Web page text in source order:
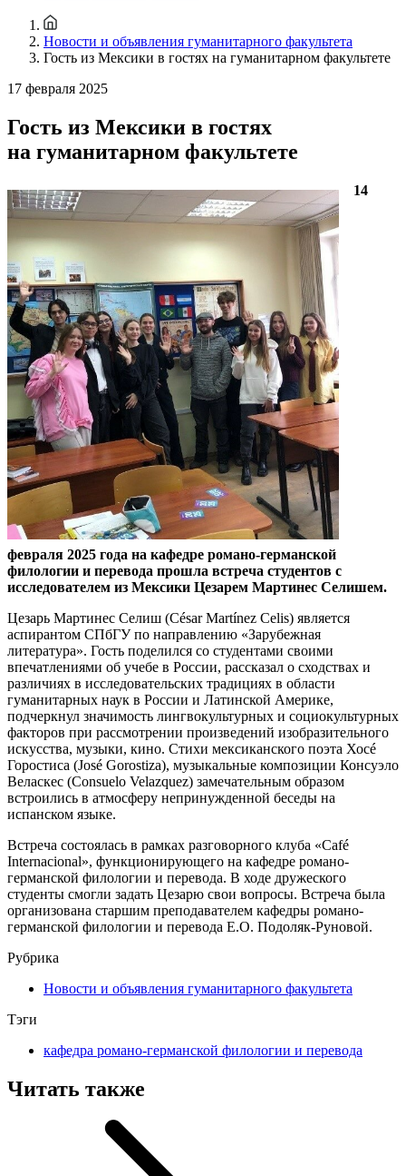
Новости и объявления гуманитарного факультета
Гость из Мексики в гостях на гуманитарном факультете
17 февраля 2025
Гость из Мексики в гостях
на гуманитарном факультете
14
февраля 2025 года на кафедре романо-германской
филологии и перевода прошла встреча студентов с
исследователем из Мексики Цезарем Мартинес Селишем.
Цезарь Мартинес Селиш (César Martínez Celis) является
аспирантом СПбГУ по направлению «Зарубежная
литература». Гость поделился со студентами своими
впечатлениями об учебе в России, рассказал о сходствах и
различиях в исследовательских традициях в области
гуманитарных наук в России и Латинской Америке,
подчеркнул значимость лингвокультурных и социокультурных
факторов при рассмотрении произведений изобразительного
искусства, музыки, кино. Стихи мексиканского поэта Хосé
Горостиса (José Gorostiza), музыкальные композиции Консуэло
Веласкес (Consuelo Velazquez) замечательным образом
встроились в атмосферу непринужденной беседы на
испанском языке.
Встреча состоялась в рамках разговорного клуба «Café
Internacional», функционирующего на кафедре романо-
германской филологии и перевода. В ходе дружеского
студенты смогли задать Цезарю свои вопросы. Встреча была
организована старшим преподавателем кафедры романо-
германской филологии и перевода Е.О. Подоляк-Руновой.
Рубрика
Новости и объявления гуманитарного факультета
Тэги
кафедра романо-германской филологии и перевода
Читать также